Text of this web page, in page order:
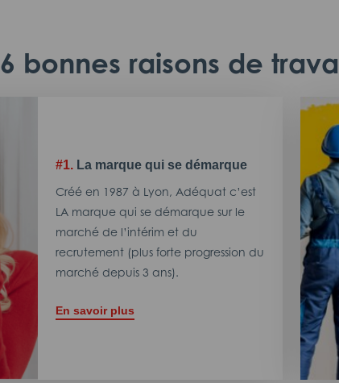
6 bonnes raisons de
#1. La marque qui se démarque
Créé en 1987 à Lyon, Adéquat c’est
LA marque qui se démarque sur le
marché de l’intérim et du
recrutement (plus forte progression du
marché depuis 3 ans).
En savoir plus